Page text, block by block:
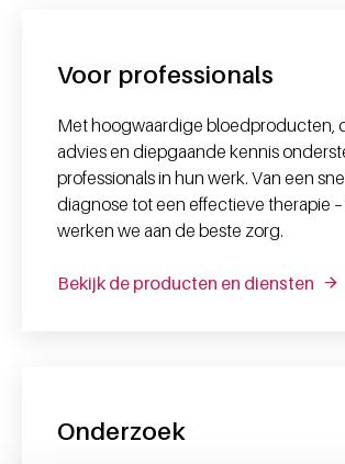
Voor professionals
Met hoogwaardige bloedproducten,
advies en diepgaande kennis
professionals in hun werk. Van een
diagnose tot een effectieve therapie –
werken we aan de beste zorg.
Bekijk de producten en diensten
Onderzoek